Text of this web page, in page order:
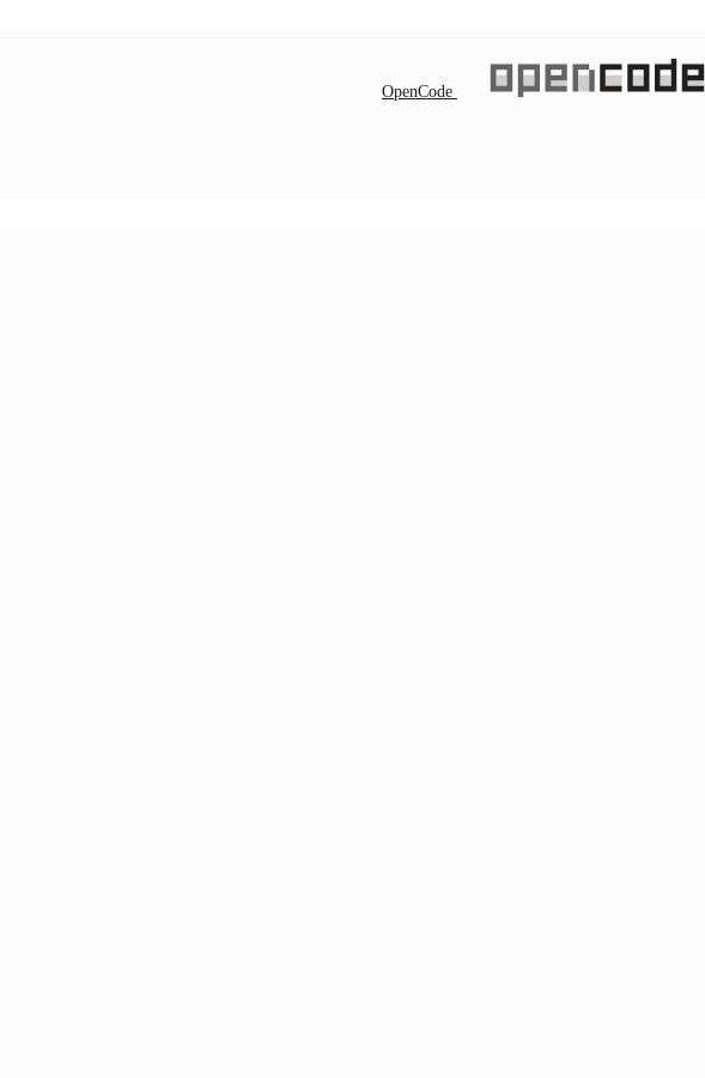
OpenCode